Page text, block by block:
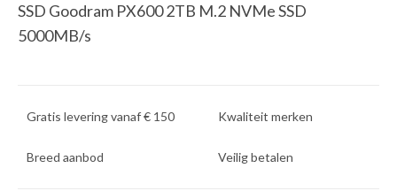
SSD Goodram PX600 2TB M.2 NVMe SSD
5000MB/s
Gratis levering vanaf € 150 Kwaliteit merken
Breed aanbod Veilig betalen